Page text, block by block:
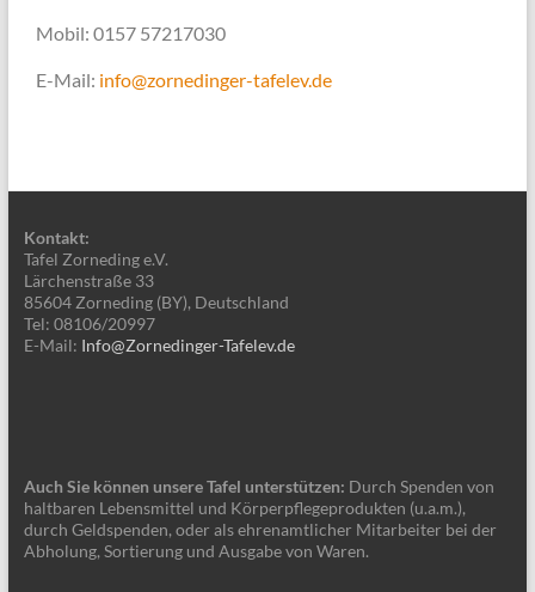
Mobil: 0157 57217030
E-Mail: info@zornedinger-tafelev.de
Kontakt:
Tafel Zorneding e.V.
Lärchenstraße 33
85604 Zorneding (BY), Deutschland
Tel: 08106/20997
E-Mail: Info@Zornedinger-Tafelev.de
Auch Sie können unsere Tafel unterstützen: Durch Spenden von
haltbaren Lebensmittel und Körperpflegeprodukten (u.a.m.),
durch Geldspenden, oder als ehrenamtlicher Mitarbeiter bei der
Abholung, Sortierung und Ausgabe von Waren.